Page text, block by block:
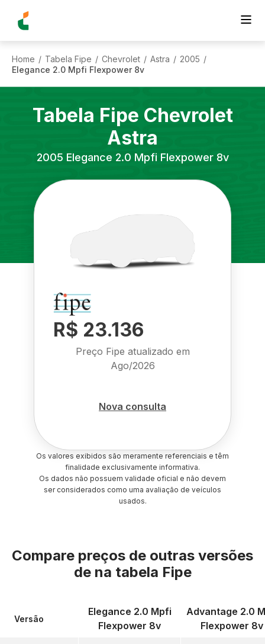
Home / Tabela Fipe / Chevrolet / Astra / 2005 /
Elegance 2.0 Mpfi Flexpower 8v
Tabela Fipe Chevrolet
Astra
2005 Elegance 2.0 Mpfi Flexpower 8v
R$ 23.136
Preço Fipe atualizado em
Ago/2026
Nova consulta
Os valores exibidos são meramente referenciais e têm
finalidade exclusivamente informativa.
Os dados não possuem validade oficial e não devem
ser considerados como uma avaliação de veículos
usados.
Compare preços de outras versões
de na tabela Fipe
Versão
Elegance 2.0 Mpfi
Flexpower 8v
Advantage 2.0
Flexpower 8v